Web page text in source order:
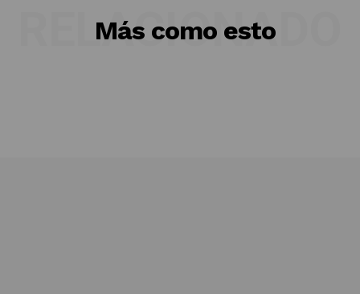
Más como esto
RELACIONADO